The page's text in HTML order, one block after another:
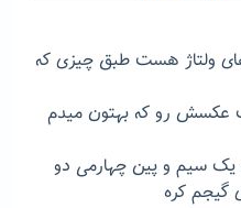
ولتاژ هست طبق چیزی که
عکسش رو که بهتون میدم
داره که 3پین اون یک سیم و پین چهارمی دو
کره